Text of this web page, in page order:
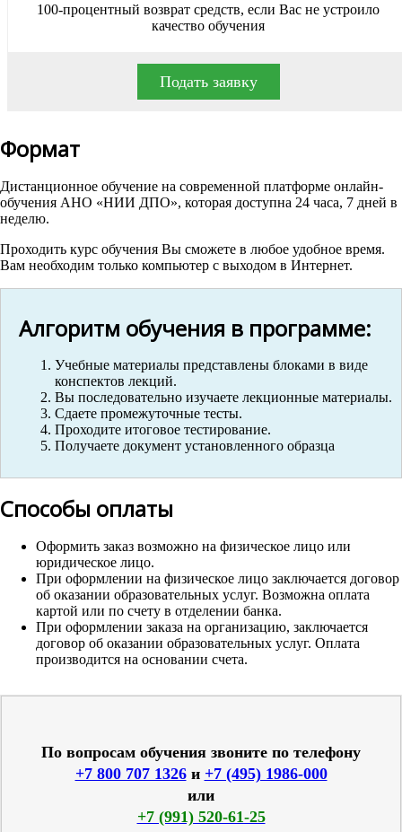
100-процентный возврат средств, если Вас не устроило
качество обучения
Подать заявку
Формат
Дистанционное обучение на современной платформе онлайн-
обучения АНО «НИИ ДПО», которая доступна 24 часа, 7 дней в
неделю.
Проходить курс обучения Вы сможете в любое удобное время.
Вам необходим только компьютер с выходом в Интернет.
Алгоритм обучения в программе:
Учебные материалы представлены блоками в виде
конспектов лекций.
Вы последовательно изучаете лекционные материалы.
Сдаете промежуточные тесты.
Проходите итоговое тестирование.
Получаете документ установленного образца
Способы оплаты
Оформить заказ возможно на физическое лицо или
юридическое лицо.
При оформлении на физическое лицо заключается договор
об оказании образовательных услуг. Возможна оплата
картой или по счету в отделении банка.
При оформлении заказа на организацию, заключается
договор об оказании образовательных услуг. Оплата
производится на основании счета.
По вопросам обучения звоните по телефону
+7 800 707 1326и +7 (495) 1986-000
или
+7 (991) 520-61-25